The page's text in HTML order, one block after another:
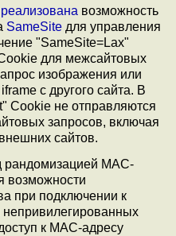
реализована возможность
SameSite для управления
"SameSite=Lax"
для межсайтовых
изображения или
с другого сайта. В
Cookie не отправляются
запросов, включая
сайтов.
рандомизацией MAC-
возможности
при подключении к
к MAC-адресу